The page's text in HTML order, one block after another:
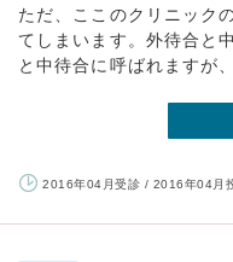
ただ、ここのクリニック
てしまいます。外待合と
と中待合に呼ばれますが
2016年04月受診 / 2016年04月